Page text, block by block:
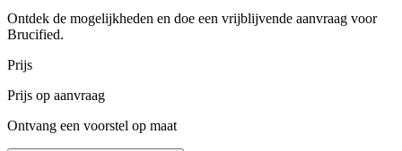
Ontdek de mogelijkheden en doe een vrijblijvende aanvraag voor
Brucified.
Prijs
Prijs op aanvraag
Ontvang een voorstel op maat